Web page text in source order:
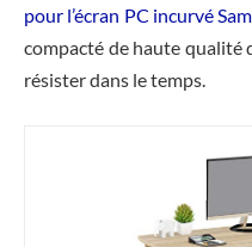
pour l’écran PC incurvé
compacté de haute qualité
résister dans le temps.